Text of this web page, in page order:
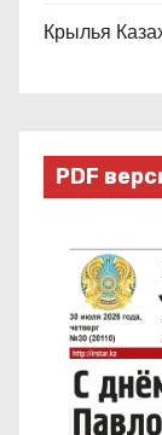
Крылья
PDF